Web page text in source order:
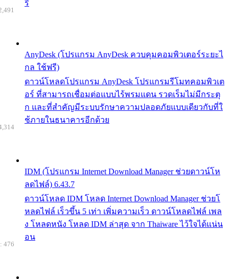
รี
AnyDesk (โปรแกรม AnyDesk ควบคุมคอมพิวเตอร์ระยะไ
กล ใช้ฟรี)
ดาวน์โหลดโปรแกรม AnyDesk โปรแกรมรีโมทคอมพิวเต
อร์ ที่สามารถเชื่อมต่อแบบไร้พรมแดน รวดเร็มไม่มีกระตุ
ก และที่สำคัญมีระบบรักษาความปลอดภัยแบบเดียวกับที่ใ
ช้ภายในธนาคารอีกด้วย
IDM (โปรแกรม Internet Download Manager ช่วยดาวน์โห
ลดไฟล์) 6.43.7
ดาวน์โหลด IDM โหลด Internet Download Manager ช่วยโ
หลดไฟล์ เร็วขึ้น 5 เท่า เพิ่มความเร็ว ดาวน์โหลดไฟล์ เพล
ง โหลดหนัง โหลด IDM ล่าสุด จาก Thaiware ไว้ใจได้แน่น
อน
476